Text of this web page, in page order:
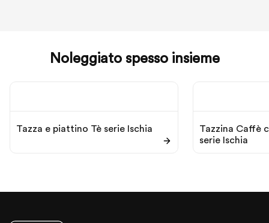
Noleggiato spesso insieme
Tazza e piattino Tè serie Ischia
Tazzina Caffè
serie Ischia